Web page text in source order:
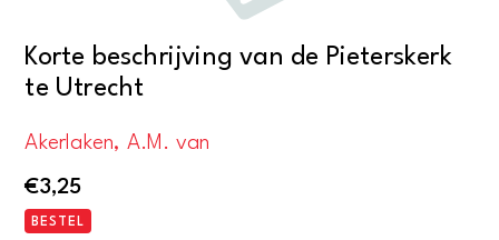
Korte beschrijving van de Pieterskerk
te Utrecht
Akerlaken, A.M. van
€3,25
BESTEL